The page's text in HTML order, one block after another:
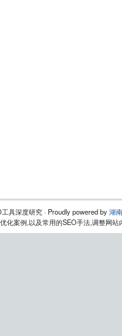
具深度研究 · Proudly powered by湖
化案例,以及常用的SEO手法,调整网